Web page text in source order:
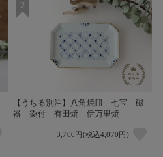
2
【うちる別注】八角焼皿 七宝 磁
器 染付 有田焼 伊万里焼
3,700円(税込4,070円)